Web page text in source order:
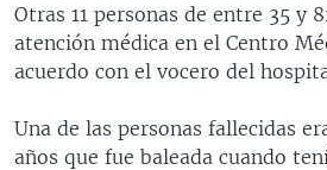
Otras 11 personas de entre 35 y
atención médica en el Centro
acuerdo con el vocero del
Una de las personas fallecidas
años que fue baleada cuando